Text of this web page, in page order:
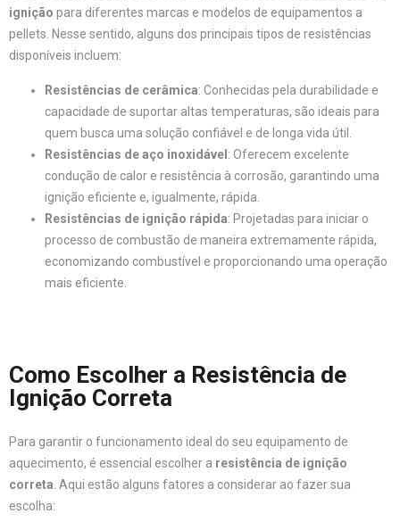
ignição para diferentes marcas e modelos de equipamentos a
pellets. Nesse sentido, alguns dos principais tipos de resistências
disponíveis incluem:
Resistências de cerâmica: Conhecidas pela durabilidade e
capacidade de suportar altas temperaturas, são ideais para
quem busca uma solução confiável e de longa vida útil.
Resistências de aço inoxidável : Oferecem excelente
condução de calor e resistência à corrosão, garantindo uma
ignição eficiente e, igualmente, rápida.
Resistências de ignição rápida: Projetadas para iniciar o
processo de combustão de maneira extremamente rápida,
economizando combustível e proporcionando uma operação
mais eficiente.
Como Escolher a Resistência de
Ignição Correta
Para garantir o funcionamento ideal do seu equipamento de
aquecimento, é essencial escolher a resistência de ignição
correta . Aqui estão alguns fatores a considerar ao fazer sua
escolha: